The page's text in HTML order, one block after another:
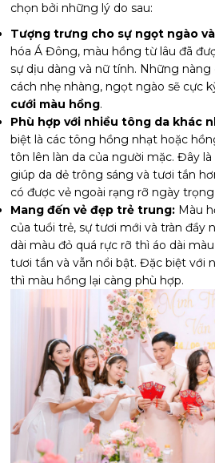
chọn bởi những lý do sau:
Tượng trưng cho sự ngọt ngào
hóa Á Đông, màu hồng từ lâu đã
sự dịu dàng và nữ tính. Những
cách nhẹ nhàng, ngọt ngào sẽ cực
cưới màu hồng.
Phù hợp với nhiều tông da khác
biệt là các tông hồng nhạt hoặc
tôn lên làn da của người mặc. Đây
giúp da dẻ trông sáng và tươi tắn
có được vẻ ngoài rạng rỡ ngày trọng
Mang đến vẻ đẹp trẻ trung: Màu
của tuổi trẻ, sự tươi mới và tràn đầy
dài màu đỏ quá rực rỡ thì áo dài
tươi tắn và vẫn nổi bật. Đặc biệt với
thì màu hồng lại càng phù hợp.